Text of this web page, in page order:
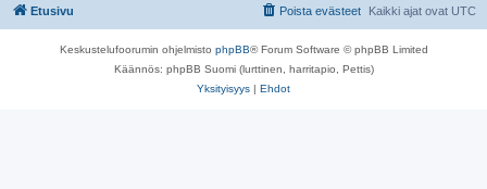
Etusivu Kaikki ajat ovat UTC
Poista evästeet
Keskustelufoorumin ohjelmisto phpBB® Forum Software © phpBB Limited
Käännös: phpBB Suomi (lurttinen, harritapio, Pettis)
Yksityisyys | Ehdot